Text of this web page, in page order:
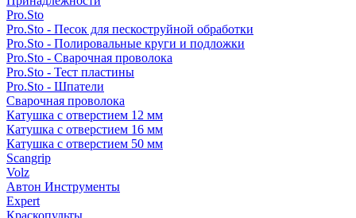
Pro.Sto
Pro.Sto - Песок для пескоструйной обработки
Pro.Sto - Полировальные круги и подложки
Pro.Sto - Сварочная проволока
Pro.Sto - Тест пластины
Pro.Sto - Шпатели
Сварочная проволока
Катушка с отверстием 12 мм
Катушка с отверстием 16 мм
Катушка с отверстием 50 мм
Scangrip
Volz
Автон Инструменты
Expert
Краскопульты